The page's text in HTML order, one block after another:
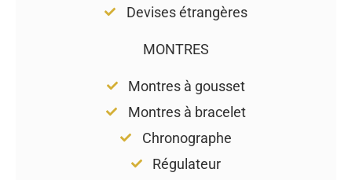
Devises étrangères
MONTRES
Montres à gousset
Montres à bracelet
Chronographe
Régulateur